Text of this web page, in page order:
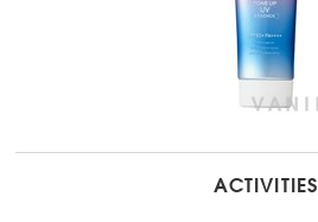
ACTIVITIES